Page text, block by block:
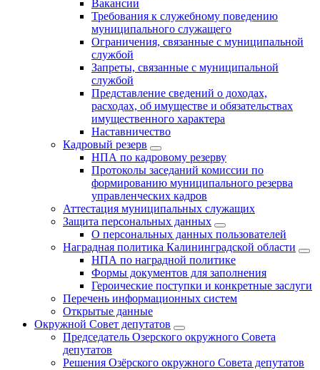
Вакансии
Требования к служебному поведению
муниципального служащего
Ограничения, связанные с муниципальной
службой
Запреты, связанные с муниципальной
службой
Представление сведений о доходах,
расходах, об имуществе и обязательствах
имущественного характера
Наставничество
Кадровый резерв
НПА по кадровому резерву
Протоколы заседаний комиссии по
формированию муниципального резерва
управленческих кадров
Аттестация муниципальных служащих
Защита персональных данных
О персональных данных пользователей
Наградная политика Калининградской области
НПА по наградной политике
Формы документов для заполнения
Героические поступки и конкретные заслуги
Перечень информационных систем
Открытые данные
Окружной Совет депутатов
Председатель Озерского окружного Совета
депутатов
Решения Озёрского окружного Совета депутатов